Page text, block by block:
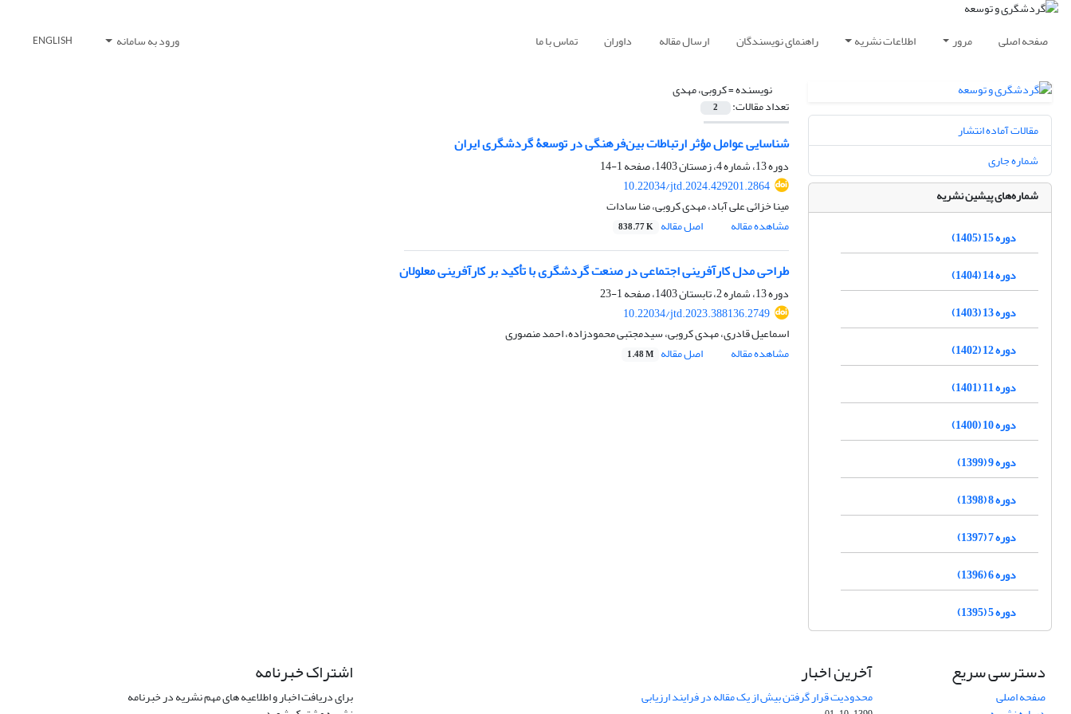
صفحه اصلی مرور اطلاعات نشریه راهنمای نویسندگان ارسال مقاله داوران تماس با ما ورود به سامانه ENGLISH
نویسنده =کروبی، مهدی
تعداد مقالات: 2
شناسایی عوامل مؤثر ارتباطات بین‌فرهنگی در توسعۀ گردشگری ایران
دوره 13، شماره 4، زمستان 1403، صفحه
1-14
10.22034/jtd.2024.429201.2864
مینا خزائی علی آباد، مهدی کروبی، منا سادات
مشاهده مقاله
اصل مقاله 838.77 K
طراحی مدل کارآفرینی اجتماعی در صنعت گردشگری با تأکید بر کارآفرینی معلولان
دوره 13، شماره 2، تابستان 1403، صفحه
1-23
10.22034/jtd.2023.388136.2749
اسماعیل قادری، مهدی کروبی، سیدمجتبی محمودزاده، احمد منصوری
مشاهده مقاله
اصل مقاله 1.48 M
مقالات آماده انتشار
شماره جاری
شماره‌های پیشین نشریه
دوره 15 (1405)
دوره 14 (1404)
دوره 13 (1403)
دوره 12 (1402)
دوره 11 (1401)
دوره 10 (1400)
دوره 9 (1399)
دوره 8 (1398)
دوره 7 (1397)
دوره 6 (1396)
دوره 5 (1395)
دسترسی سریع
صفحه اصلی
آخرین اخبار
محدودیت قرار گرفتن بیش از یک مقاله در فرایند ارزیابی
اشتراک خبرنامه
برای دریافت اخبار و اطلاعیه های مهم نشریه در خبرنامه